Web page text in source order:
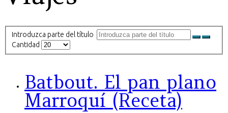
Introduzca parte del título
Cantidad
Batbout. El pan plano
Marroquí (Receta)